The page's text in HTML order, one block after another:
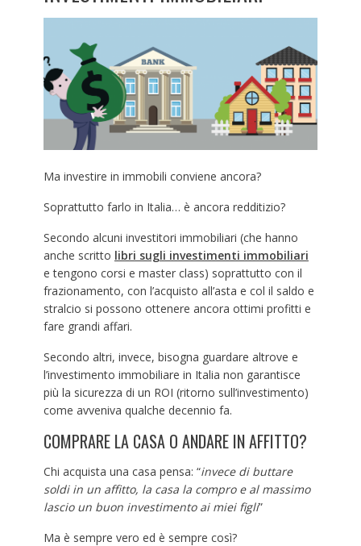
Ma investire in immobili conviene ancora?
Soprattutto farlo in Italia… è ancora redditizio?
Secondo alcuni investitori immobiliari (che hanno
anche scritto libri sugli investimenti immobiliari
e tengono corsi e master class) soprattutto con il
frazionamento, con l’acquisto all’asta e col il saldo e
stralcio si possono ottenere ancora ottimi profitti e
fare grandi affari.
Secondo altri, invece, bisogna guardare altrove e
l’investimento immobiliare in Italia non garantisce
più la sicurezza di un ROI (ritorno sull’investimento)
come avveniva qualche decennio fa.
COMPRARE LA CASA O ANDARE IN AFFITTO?
Chi acquista una casa pensa: “invece di buttare
soldi in un affitto, la casa la compro e al massimo
lascio un buon investimento ai miei figli”
Ma è sempre vero ed è sempre così?